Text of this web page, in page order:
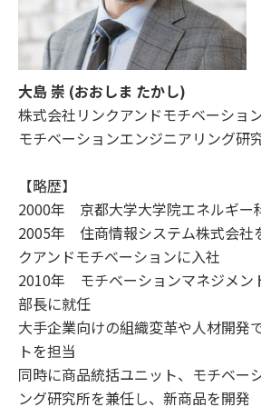
大島 崇 (おおしま たかし)
株式会社リンクアンドモチベーショ
モチベーションエンジニアリング研
【略歴】
2000年 京都大学大学院エネルギー
2005年 住商情報システム株式会社
クアンドモチベーションに入社
2010年 モチベーションマネジメン
部長に就任
大手企業向けの組織変革や人材開発
トを担当
同時に商品統括ユニット、モチベー
ング研究所を兼任し、新商品を開発